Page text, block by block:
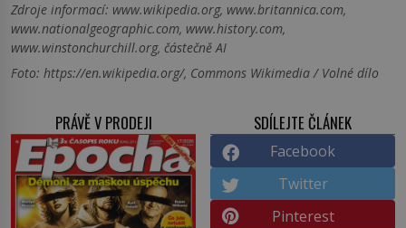
Zdroje informací: www.wikipedia.org, www.britannica.com,
www.nationalgeographic.com, www.history.com,
www.winstonchurchill.org, částečně AI
Foto: https://en.wikipedia.org/, Commons Wikimedia / Volné dílo
PRÁVĚ V PRODEJI SDÍLEJTE ČLÁNEK
Facebook
Twitter
Pinterest